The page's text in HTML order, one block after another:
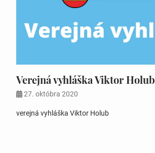
Verejná vyhláška Viktor Holub
27. októbra 2020
verejná vyhláška Viktor Holub